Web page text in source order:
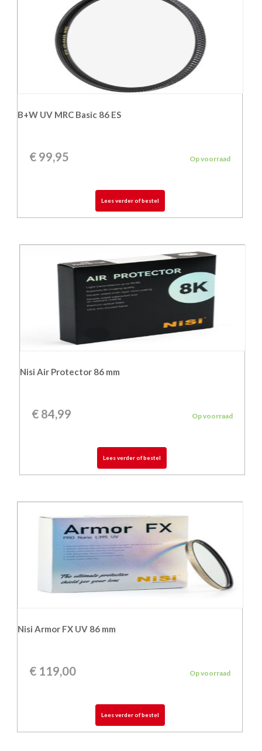
B+W UV MRC Basic 86 ES
€ 99,95 Op voorraad
Lees verder of bestel
Nisi Air Protector 86 mm
€84,99 Op voorraad
Lees verder of bestel
Nisi Armor FX UV 86 mm
€ 119,00 Op voorraad
Lees verder of bestel